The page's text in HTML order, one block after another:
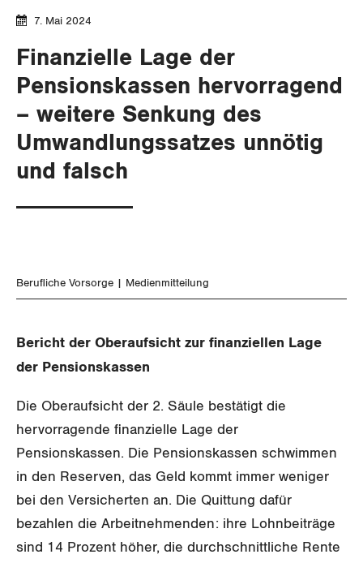
Gewerkschaftsrechte
Arbeitssicherheit und Gesundheitsschutz
Überbrückungsleistung
Ergänzungsleistungen
CORONA-VIRUS
Verkehr
Post
Energie und Umwelt
GLEICHSTELLUNG
Gleichstellung von Frauen und Männern
Gleichstellung von LGBTI
BILDUNG & JUGEND
MIGRATION
GEWERKSCHAFTSPOLITIK
SERVICE
7. Mai 2024
Finanzielle Lage der
Pensionskassen hervorragend
– weitere Senkung des
Umwandlungssatzes unnötig
und falsch
Berufliche Vorsorge Medienmitteilung
Bericht der Oberaufsicht zur finanziellen Lage
der Pensionskassen
Die Oberaufsicht der 2. Säule bestätigt die
hervorragende finanzielle Lage der
Pensionskassen. Die Pensionskassen schwimmen
in den Reserven, das Geld kommt immer weniger
bei den Versicherten an. Die Quittung dafür
bezahlen die Arbeitnehmenden: ihre Lohnbeiträge
sind 14 Prozent höher, die durchschnittliche Rente